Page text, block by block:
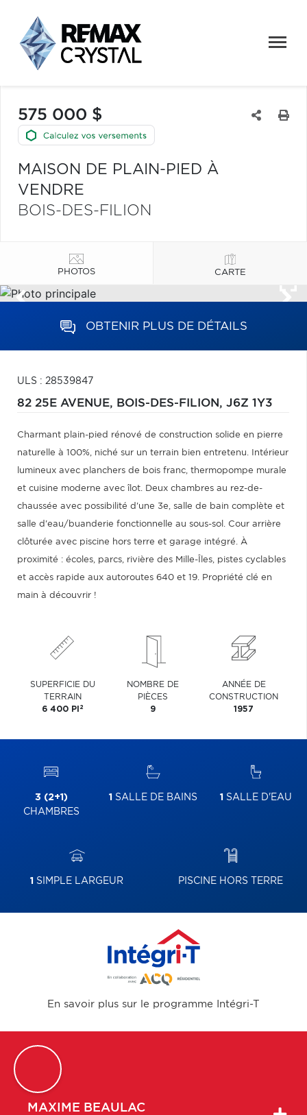
575 000 $
MAISON DE PLAIN-PIED À
VENDRE
BOIS-DES-FILION
PHOTOS CARTE
OBTENIR PLUS DE DÉTAILS
ULS : 28539847
82 25E AVENUE, BOIS-DES-FILION, J6Z 1Y3
Charmant plain-pied rénové de construction solide en pierre
naturelle à 100%, niché sur un terrain bien entretenu. Intérieur
lumineux avec planchers de bois franc, thermopompe murale
et cuisine moderne avec îlot. Deux chambres au rez-de-
chaussée avec possibilité d'une 3e, salle de bain complète et
salle d'eau/buanderie fonctionnelle au sous-sol. Cour arrière
clôturée avec piscine hors terre et garage intégré. À
proximité : écoles, parcs, rivière des Mille-Îles, pistes cyclables
et accès rapide aux autoroutes 640 et 19. Propriété clé en
main à découvrir !
SUPERFICIE DU
TERRAIN
6 400 PI 2
NOMBRE DE
PIÈCES
9
ANNÉE DE
CONSTRUCTION
1957
3 (2+1)
CHAMBRES
1 SALLE DE BAINS 1 SALLE D'EAU
1 SIMPLE LARGEUR PISCINE HORS TERRE
En savoir plus sur le programme Intégri-T
MAXIME BEAULAC